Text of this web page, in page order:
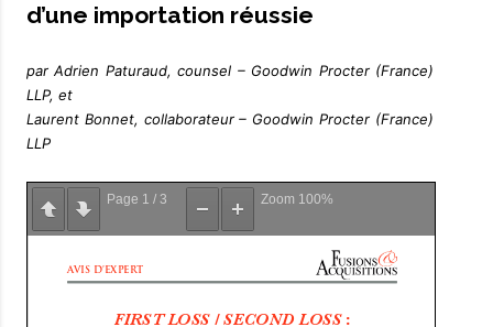
d’une importation réussie
par Adrien Paturaud, counsel – Goodwin Procter (France)
LLP, et
Laurent Bonnet, collaborateur – Goodwin Procter (France)
LLP
Page 1 / 3 Zoom 100%